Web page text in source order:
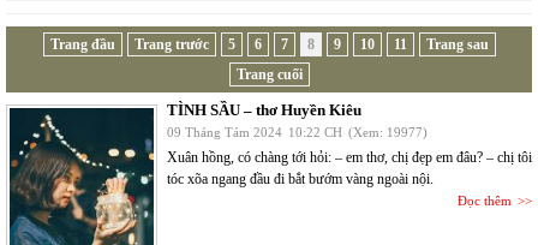
Trang đầu Trang trước 5 6 7 8 9 10 11
Trang sau
Trang cuối
TÌNH SẦU – thơ Huyền Kiêu
09 Tháng Tám 2024 10:22 CH (Xem: 19977)
Xuân hồng, có chàng tới hỏi: – em thơ, chị đẹp em đâu? – chị tôi
tóc xõa ngang đầu đi bắt bướm vàng ngoài nội.
Đọc thêm